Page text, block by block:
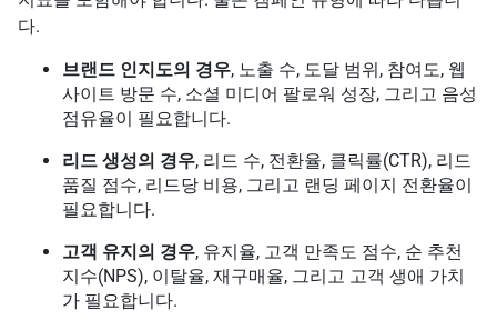
다.
브랜드 인지도의 경우, 노출 수, 도달 범위, 참여도, 웹
사이트 방문 수, 소셜 미디어 팔로워 성장, 그리고 음성
점유율이 필요합니다.
리드 생성의 경우, 리드 수, 전환율, 클릭률(CTR), 리드
품질 점수, 리드당 비용, 그리고 랜딩 페이지 전환율이
필요합니다.
고객 유지의 경우, 유지율, 고객 만족도 점수, 순 추천
지수(NPS), 이탈율, 재구매율, 그리고 고객 생애 가치
가 필요합니다.